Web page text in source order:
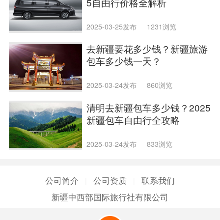
2025-03-25发布 1231浏览
去新疆要花多少钱？新疆旅游
包车多少钱一天？
2025-03-24发布 860浏览
清明去新疆包车多少钱？2025
新疆包车自由行全攻略
2025-03-24发布 833浏览
公司简介 公司资质
联系我们
新疆中西部国际旅行社有限公司